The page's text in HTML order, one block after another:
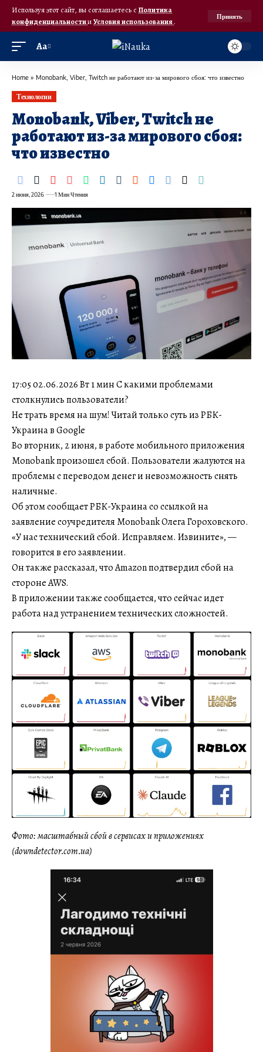
Используя этот сайт, вы соглашаетесь с Политика
конфиденциальностииУсловия использования.
Принять
Аа
Home » Monobank, Viber, Twitch не работают из-за мирового сбоя: что известно
Технологии
Monobank, Viber, Twitch не
работают из-за мирового сбоя:
что известно
2 июня, 2026 1 Мин Чтения
17:05 02.06.2026 Вт 1 мин С какими проблемами
столкнулись пользователи?
Не трать время на шум! Читай только суть из РБК-
Украина в Google
Во вторник, 2 июня, в работе мобильного приложения
Monobank произошел сбой. Пользователи жалуются на
проблемы с переводом денег и невозможность снять
наличные.
Об этом сообщает РБК-Украина со ссылкой на
заявление соучредителя Monobank Олега Гороховского.
«У нас технический сбой. Исправляем. Извините», —
говорится в его заявлении.
Он также рассказал, что Amazon подтвердил сбой на
стороне AWS.
В приложении также сообщается, что сейчас идет
работа над устранением технических сложностей.
Фото: масштабный сбой в сервисах и приложениях
(downdetector.com.ua)